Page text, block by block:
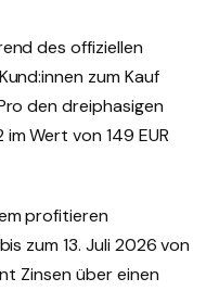
des offiziellen
zum Kauf
den dreiphasigen
Wert von 149 EUR
profitieren
zum 13. Juli 2026 von
Zinsen über einen